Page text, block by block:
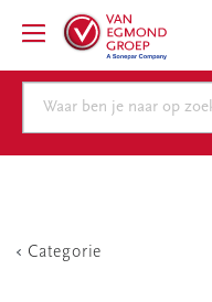
Categorie